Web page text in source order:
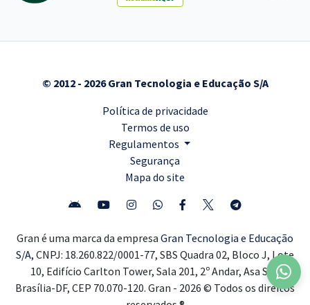
© 2012 - 2026 Gran Tecnologia e Educação S/A
Política de privacidade
Termos de uso
Regulamentos
Segurança
Mapa do site
Gran é uma marca da empresa Gran Tecnologia e Educação
S/A, CNPJ: 18.260.822/0001-77, SBS Quadra 02, Bloco J, Lote
10, Edifício Carlton Tower, Sala 201, 2º Andar, Asa Sul,
Brasília-DF, CEP 70.070-120. Gran - 2026 © Todos os direitos